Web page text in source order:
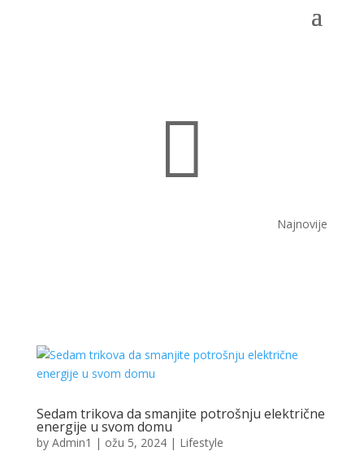

Najnovije
Sedam trikova da smanjite potrošnju električne
energije u svom domu
by Admin1 | ožu 5, 2024| Lifestyle